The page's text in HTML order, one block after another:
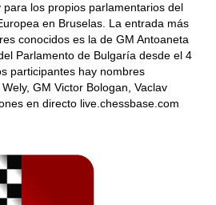
los propios parlamentarios del
en Bruselas. La entrada más
conocidos es la de GM Antoaneta
Parlamento de Bulgaría desde el 4
participantes hay nombres
GM Victor Bologan, Vaclav
en directo live.chessbase.com